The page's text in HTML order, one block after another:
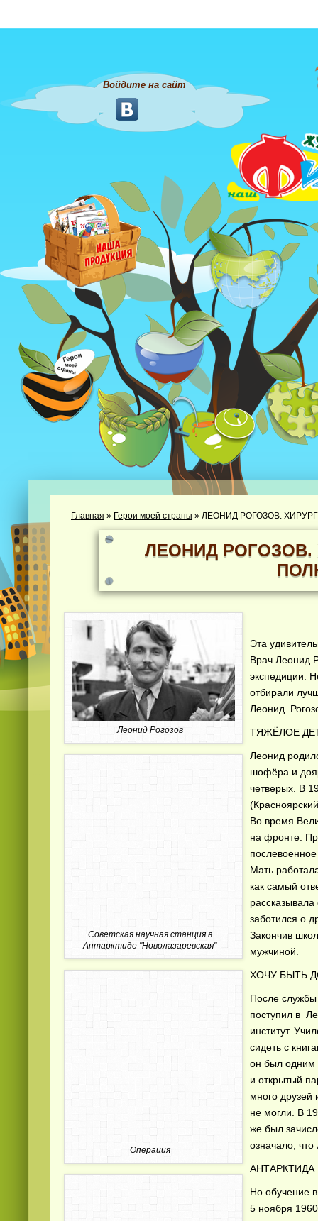
Войдите на сайт
Главная » Герои моей страны » ЛЕОНИД РОГОЗОВ.
ЛЕОНИД
Леонид Рогозов
Советская научная станция в
Антарктиде "Новолазаревская"
Операция
Эта
Врач Леонид
экспедиции.
отбирали
Леонид
ТЯЖЁЛОЕ
Леонид
шофёра и
четверых. В
Во время
на фронте.
Мать
как самый
заботился о
Закончив
мужчиной.
ХОЧУ БЫТЬ
После
поступил в
институт.
сидеть с
он был одним
и открытый
много друзей
не могли. В
же был
означало,
АНТАРКТИДА
Но обучение
5 ноября